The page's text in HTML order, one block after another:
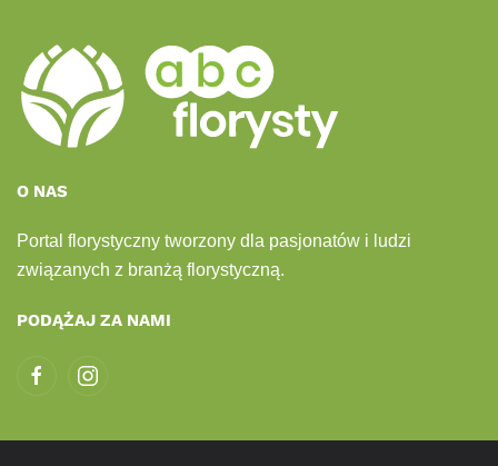
O NAS
Portal florystyczny tworzony dla pasjonatów i ludzi
związanych z branżą florystyczną.
PODĄŻAJ ZA NAMI